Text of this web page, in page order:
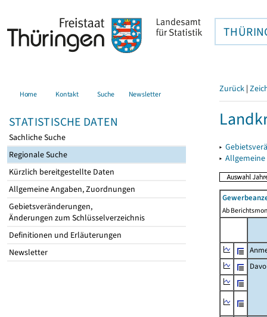
Home Kontakt Suche Newsletter
STATISTISCHE DATEN
Sachliche Suche
Regionale Suche
Kürzlich bereitgestellte Daten
Allgemeine Angaben, Zuordnungen
Gebietsveränderungen,
Änderungen zum Schlüsselverzeichnis
Definitionen und Erläuterungen
Newsletter
Zurück |
▸
▸
Ab